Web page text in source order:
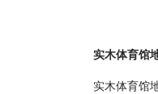
实木体育馆
实木体育馆地